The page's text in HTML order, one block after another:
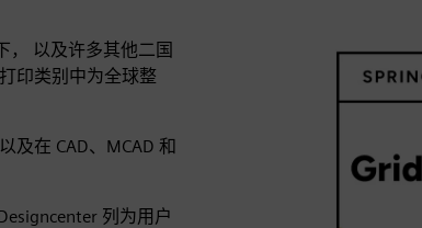
以及许多其他二国
印类别中为全球整
以及在 CAD、MCAD 和
列为用户